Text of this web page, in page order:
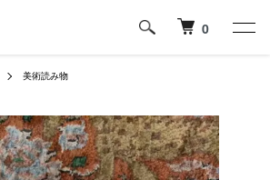
0
美術読み物